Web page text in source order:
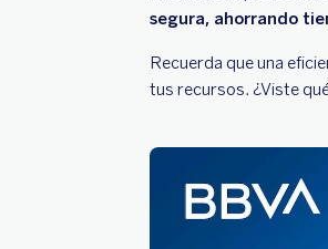
segura, ahorrando
Recuerda que una
tus recursos. ¿Viste